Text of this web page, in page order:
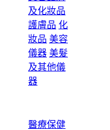
及化妝品
護膚品 化
妝品 美容
儀器 美髮
及其他儀
器
醫療保健